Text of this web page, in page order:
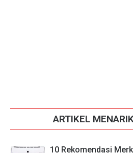
ARTIKEL
10 Rekomendasi